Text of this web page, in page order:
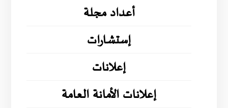
أعداد مجلة
إستشارات
إعلانات
إعلانات الأمانة العامة